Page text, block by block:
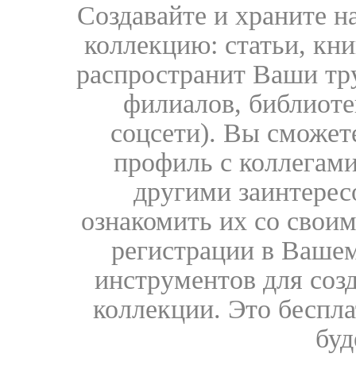
Создавайте и храните
коллекцию: статьи,
распространит Ваши
филиалов,
соцсети). Вы
профиль с
другими
ознакомить их со
регистрации в
инструментов для
коллекции. Это